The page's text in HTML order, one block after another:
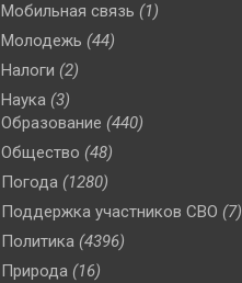
Мобильная связь (1)
Молодежь (44)
Налоги (2)
Наука (3)
Образование (440)
Общество (48)
Погода (1280)
Поддержка участников СВО (7)
Политика (4396)
Природа (16)